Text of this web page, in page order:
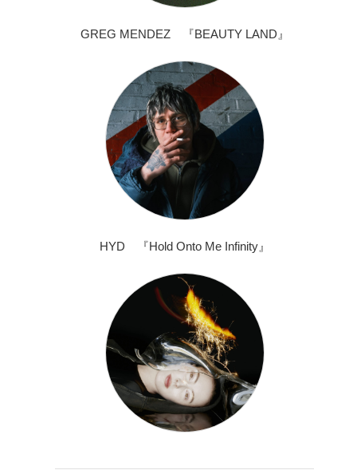
GREG MENDEZ 『BEAUTY LAND』
HYD 『Hold Onto Me Infinity』